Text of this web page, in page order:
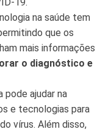
na saúde tem
que os
mais informações
o diagnóstico e
pode ajudar na
e tecnologias para
vírus. Além disso,